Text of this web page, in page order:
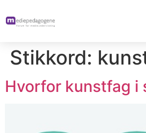
Stikkord:
Hvorfor kunstfag i